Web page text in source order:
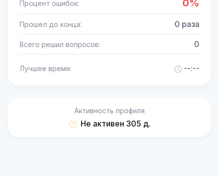
Процент ошибок: 0%
Прошел до конца: 0 раза
Всего решил вопросов: 0
Лучшее время: --:--
Активность профиля
Не активен 305 д.